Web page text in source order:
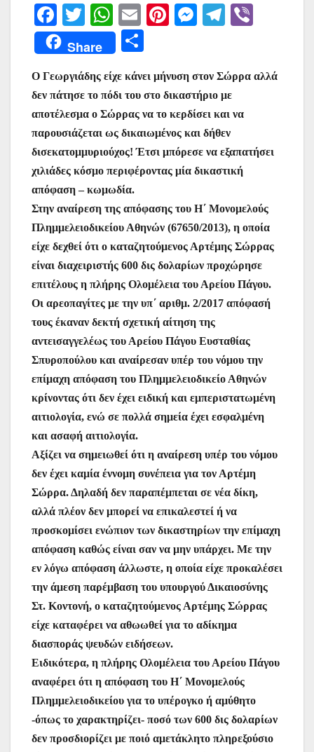
F
a
c
e
b
o
o
k
T
w
itt
er
W
h
at
s
A
p
p
E
m
ai
l
Pi
e
st
M
s
e
n
g
er
T
gr
a
m
Share
ρ
α
σ
τε
ίτ
Ο Γεωργιάδης είχε κάνει μήνυση στον Σώρρα αλλά
δεν πάτησε το πόδι του στο δικαστήριο με
αποτέλεσμα ο Σώρρας να το κερδίσει και να
παρουσιάζεται ως δικαιωμένος και δήθεν
δισεκατομμυριούχος! Έτσι μπόρεσε να εξαπατήσει
χιλιάδες κόσμο περιφέροντας μία δικαστική
απόφαση – κωμωδία.
Στην αναίρεση της απόφασης του Η΄ Μονομελούς
Πλημμελειοδικείου Αθηνών (67650/2013), η οποία
είχε δεχθεί ότι ο καταζητούμενος Αρτέμης Σώρρας
είναι διαχειριστής 600 δις δολαρίων προχώρησε
επιτέλους η πλήρης Ολομέλεια του Αρείου Πάγου.
Οι αρεοπαγίτες με την υπ΄ αριθμ. 2/2017 απόφασή
τους έκαναν δεκτή σχετική αίτηση της
αντεισαγγελέως του Αρείου Πάγου Ευσταθίας
Σπυροπούλου και αναίρεσαν υπέρ του νόμου την
επίμαχη απόφαση του Πλημμελειοδικείο Αθηνών
κρίνοντας ότι δεν έχει ειδική και εμπεριστατωμένη
αιτιολογία, ενώ σε πολλά σημεία έχει εσφαλμένη
και ασαφή αιτιολογία.
Αξίζει να σημειωθεί ότι η αναίρεση υπέρ του νόμου
δεν έχει καμία έννομη συνέπεια για τον Αρτέμη
Σώρρα. Δηλαδή δεν παραπέμπεται σε νέα δίκη,
αλλά πλέον δεν μπορεί να επικαλεστεί ή να
προσκομίσει ενώπιον των δικαστηρίων την επίμαχη
απόφαση καθώς είναι σαν να μην υπάρχει. Με την
εν λόγω απόφαση άλλωστε, η οποία είχε προκαλέσει
την άμεση παρέμβαση του υπουργού Δικαιοσύνης
Στ. Κοντονή, ο καταζητούμενος Αρτέμης Σώρρας
είχε καταφέρει να αθωωθεί για το αδίκημα
διασποράς ψευδών ειδήσεων.
Ειδικότερα, η πλήρης Ολομέλεια του Αρείου Πάγου
αναφέρει ότι η απόφαση του Η΄ Μονομελούς
Πλημμελειοδικείου για το υπέρογκο ή αμύθητο
-όπως το χαρακτηρίζει- ποσό των 600 δις δολαρίων
δεν προσδιορίζει με ποιό αμετάκλητο πληρεξούσιο